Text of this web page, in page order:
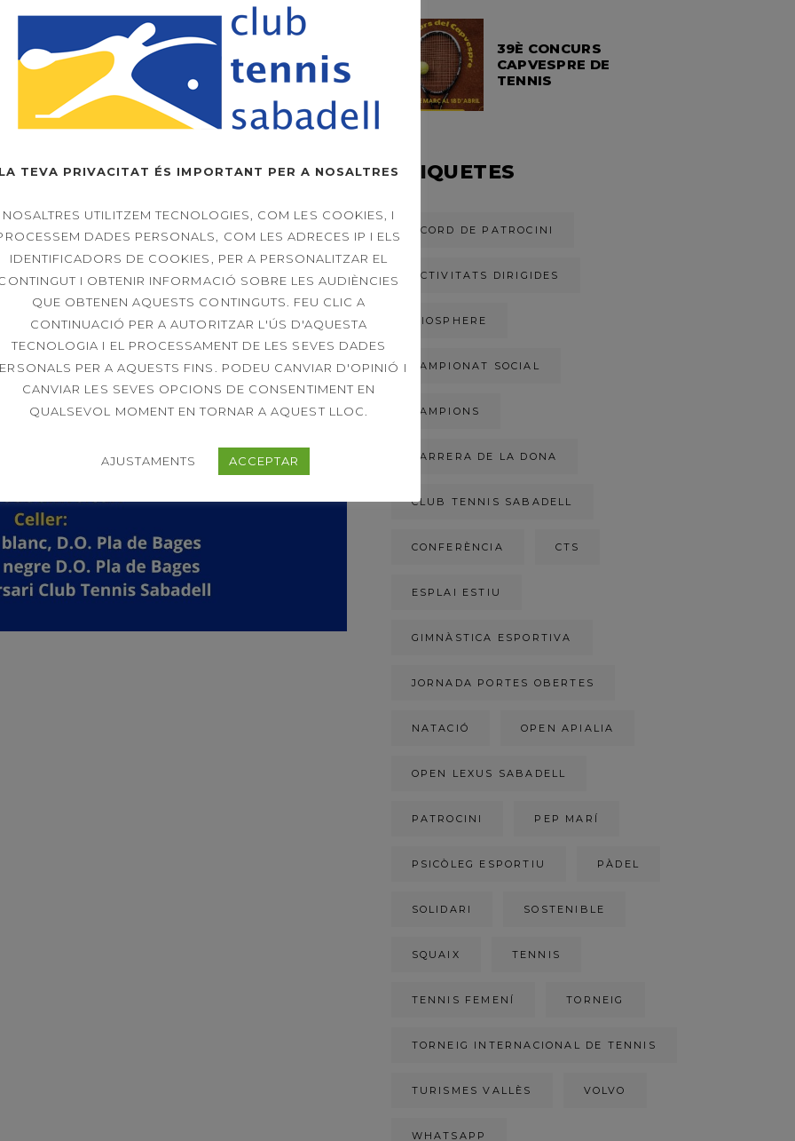
39È CONCURS
CAPVESPRE DE
TENNIS
ETIQUETES
ACORD DE PATROCINI
ACTIVITATS DIRIGIDES
BIOSPHERE
CAMPIONAT SOCIAL
CAMPIONS
CARRERA DE LA DONA
CLUB TENNIS SABADELL
CONFERÈNCIA CTS
ESPLAI ESTIU
GIMNÀSTICA ESPORTIVA
JORNADA PORTES OBERTES
NATACIÓ OPEN APIALIA
OPEN LEXUS SABADELL
PATROCINI PEP MARÍ
PSICÒLEG ESPORTIU PÀDEL
SOLIDARI SOSTENIBLE
SQUAIX TENNIS
TENNIS FEMENÍ TORNEIG
TORNEIG INTERNACIONAL DE TENNIS
TURISMES VALLÈS VOLVO
WHATSAPP
TEVA PRIVACITAT ÉS IMPORTANT PER A NOSALTRES
NOSALTRES UTILITZEM TECNOLOGIES, COM LES COOKIES, I
DADES PERSONALS, COM LES ADRECES IP I ELS
IDENTIFICADORS DE COOKIES, PER A PERSONALITZAR EL
I OBTENIR INFORMACIÓ SOBRE LES AUDIÈNCIES
QUE OBTENEN AQUESTS CONTINGUTS. FEU CLIC A
CONTINUACIÓ PER A AUTORITZAR L'ÚS D'AQUESTA
TECNOLOGIA I EL PROCESSAMENT DE LES SEVES DADES
PER A AQUESTS FINS. PODEU CANVIAR D'OPINIÓ I
CANVIAR LES SEVES OPCIONS DE CONSENTIMENT EN
QUALSEVOL MOMENT EN TORNAR A AQUEST LLOC.
AJUSTAMENTS ACCEPTAR